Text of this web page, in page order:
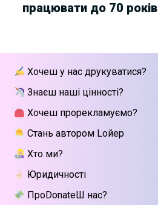
працювати до 70 років
Хочеш у нас друкуватися?
Знаєш наші цінності?
Хочеш прорекламуємо?
Стань автором Lойер
Хто ми?
Юридичності
ПроDonateШ нас?